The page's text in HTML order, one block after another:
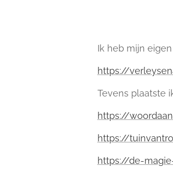
Ik heb mijn
https://
Tevens plaatste
https://
https://
https://de-